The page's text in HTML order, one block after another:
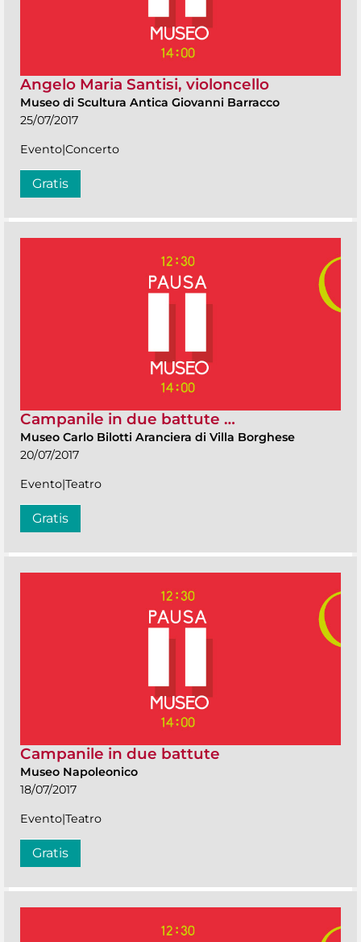
Angelo Maria Santisi, violoncello
Museo di Scultura Antica Giovanni Barracco
25/07/2017
Evento|Concerto
Gratis
Campanile in due battute …
Museo Carlo Bilotti Aranciera di Villa Borghese
20/07/2017
Evento|Teatro
Gratis
Campanile in due battute
Museo Napoleonico
18/07/2017
Evento|Teatro
Gratis